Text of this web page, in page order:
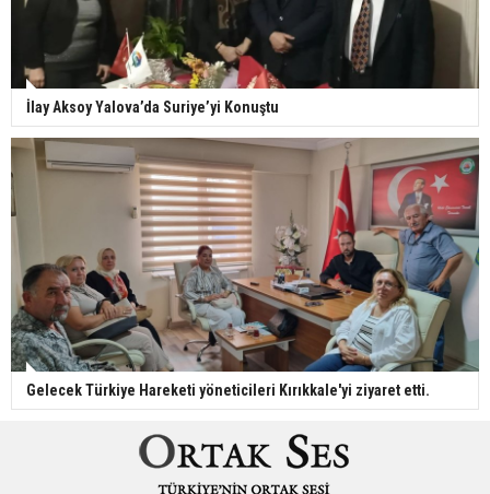
İlay Aksoy Yalova’da Suriye’yi Konuştu
Gelecek Türkiye Hareketi yöneticileri Kırıkkale'yi ziyaret etti.